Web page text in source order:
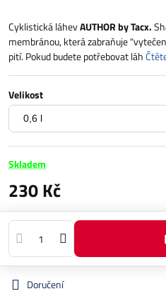
Cyklistická láhevAUTHOR by Tacx.
membránou, která zabraňuje
pití. Pokud budete potřebovat láh
Velikost
Skladem
230 Kč
Doručení